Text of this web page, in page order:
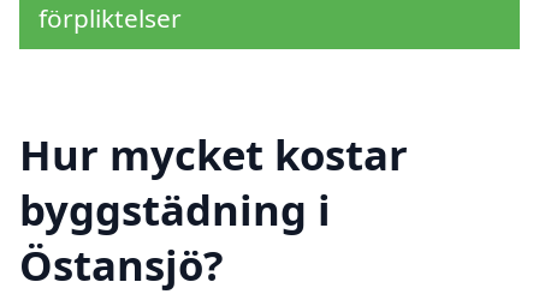
förpliktelser
Hur mycket kostar
byggstädning i
Östansjö?